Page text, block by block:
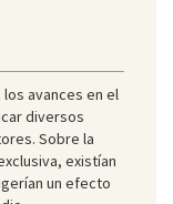
avances en el
diversos
Sobre la
existían
un efecto